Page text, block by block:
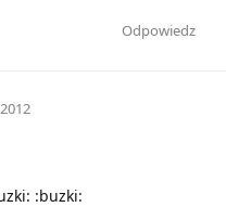
Odpowiedz
:buzki: